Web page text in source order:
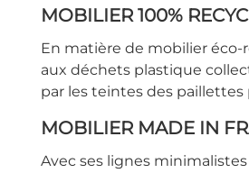
MOBILIER 100%
En matière de mobilier éco-
aux déchets plastique
par les teintes des
MOBILIER MADE IN
Avec ses lignes